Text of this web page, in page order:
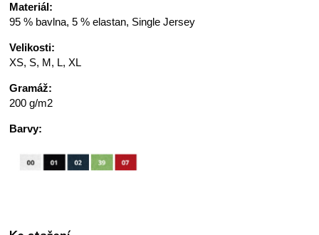
Materiál:
95 % bavlna, 5 % elastan, Single Jersey
Velikosti:
XS, S, M, L, XL
Gramáž:
200 g/m2
Barvy: